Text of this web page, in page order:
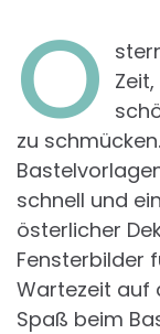
O
zu
schnell und
österlicher
Fensterbilder
Wartezeit auf
Spaß beim